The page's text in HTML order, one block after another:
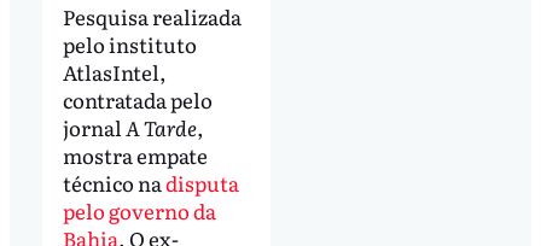
Pesquisa realizada
pelo instituto
AtlasIntel,
contratada pelo
jornalA Tarde,
mostra empate
técnico nadisputa
pelo governo da
Bahia. O ex-